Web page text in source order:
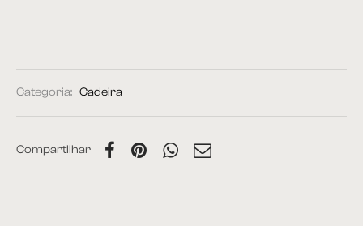
Categoria: Cadeira
Compartilhar